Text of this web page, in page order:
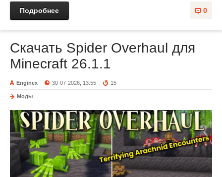
0
Подробнее
Скачать Spider Overhaul для
Minecraft 26.1.1
Enginex 30-07-2026, 13:55 15
Моды